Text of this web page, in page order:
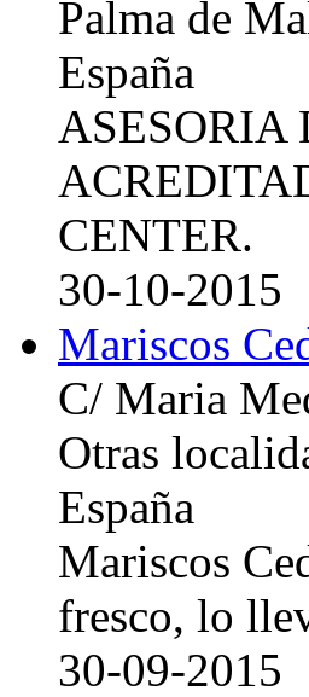
Palma de
España
ASESORIA
CENTER.
30-10-2015
Mariscos
C/ Maria
Otras
España
Mariscos
fresco, lo
30-09-2015